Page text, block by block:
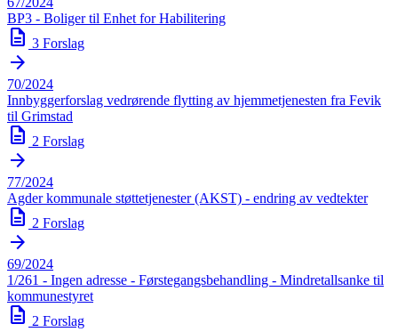
BP3 - Boliger til Enhet for Habilitering
description 3 Forslag
arrow_forward
70/2024
Innbyggerforslag vedrørende flytting av hjemmetjenesten fra Fevik
til Grimstad
description 2 Forslag
arrow_forward
77/2024
Agder kommunale støttetjenester (AKST) - endring av vedtekter
description 2 Forslag
arrow_forward
69/2024
1/261 - Ingen adresse - Førstegangsbehandling - Mindretallsanke til
kommunestyret
description 2 Forslag